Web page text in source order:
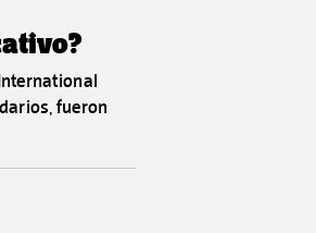
fueron